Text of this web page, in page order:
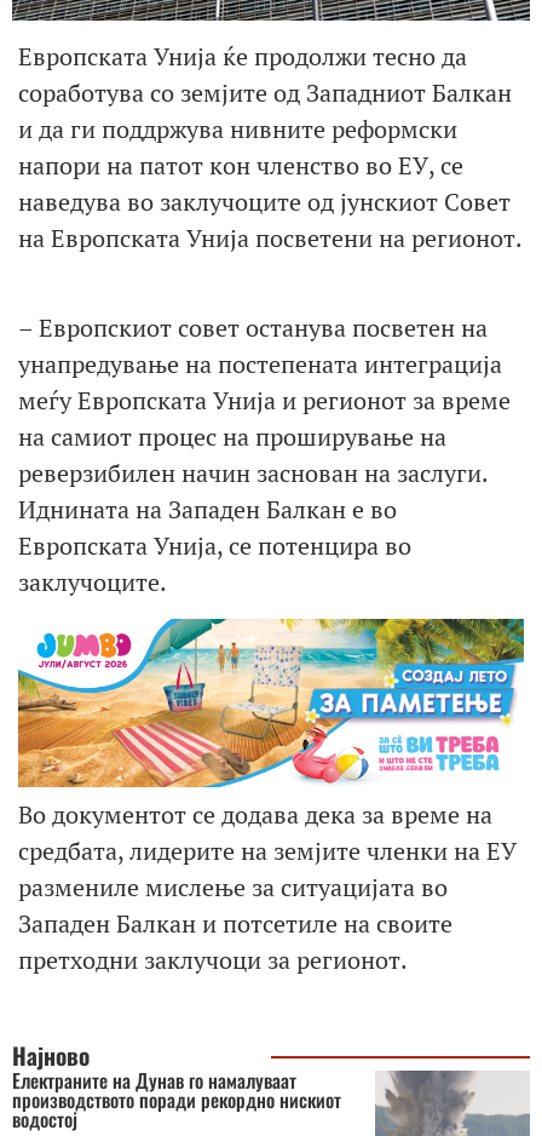
Европската Унија ќе продолжи тесно да
соработува со земјите од Западниот Балкан
и да ги поддржува нивните реформски
напори на патот кон членство во ЕУ, се
наведува во заклучоците од јунскиот Совет
на Европската Унија посветени на регионот.
– Европскиот совет останува посветен на
унапредување на постепената интеграција
меѓу Европската Унија и регионот за време
на самиот процес на проширување на
реверзибилен начин заснован на заслуги.
Иднината на Западен Балкан е во
Европската Унија, се потенцира во
заклучоците.
Во документот се додава дека за време на
средбата, лидерите на земјите членки на ЕУ
размениле мислење за ситуацијата во
Западен Балкан и потсетиле на своите
претходни заклучоци за регионот.
Најново
Електраните на Дунав го намалуваат
производството поради рекордно нискиот
водостој